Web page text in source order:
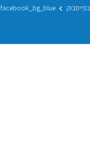
facebook_bg_blue